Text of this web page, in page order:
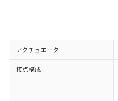
アクチュエータ
接点構成